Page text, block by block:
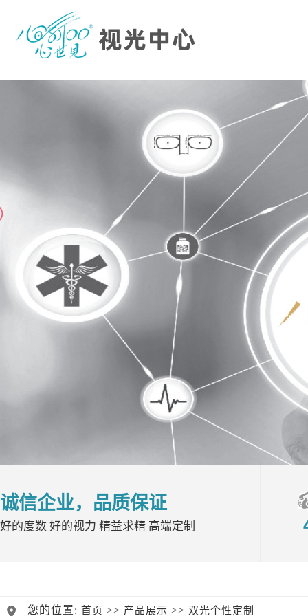
诚信企业，品质保证
好的度数 好的视力 精益求精 高端定制
您的位置: 首页 >> 产品展示 >> 双光个性定制